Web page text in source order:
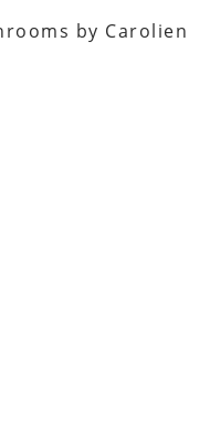
by Carolien